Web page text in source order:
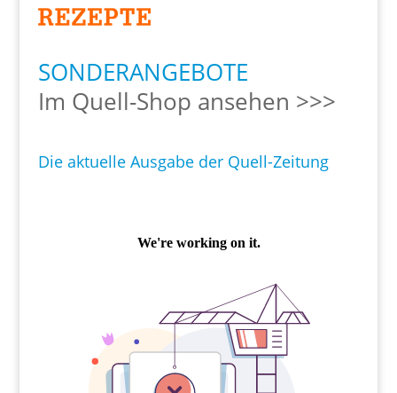
SONDERANGEBOTE
Im Quell-Shop ansehen >>>
Die aktuelle Ausgabe der Quell-Zeitung